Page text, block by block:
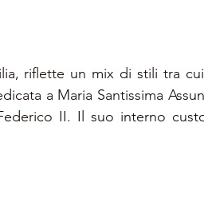
riflette un mix di stili tra
a Maria Santissima
II. Il suo interno